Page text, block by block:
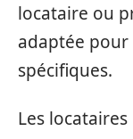
locataire ou
adaptée
spécifiques.
Les